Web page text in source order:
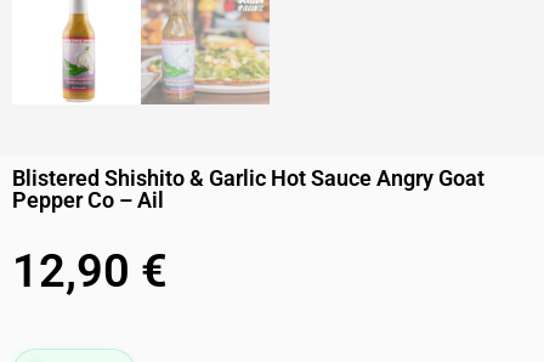
Blistered Shishito & Garlic Hot Sauce Angry Goat
Pepper Co – Ail
12,90 €